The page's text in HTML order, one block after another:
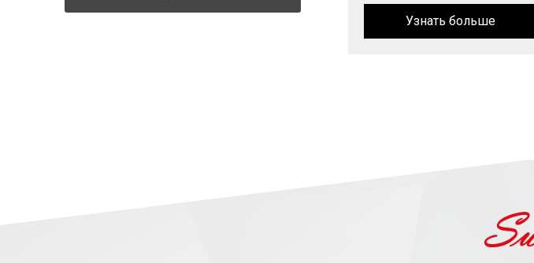
Узнать больше